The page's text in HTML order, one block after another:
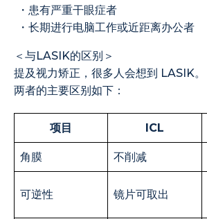
・患有严重干眼症者
・长期进行电脑工作或近距离办公者
＜与LASIK的区别＞
提及视力矫正，很多人会想到 LASIK。
两者的主要区别如下：
项目 ICL
角膜 不削减
可逆性 镜片可取出